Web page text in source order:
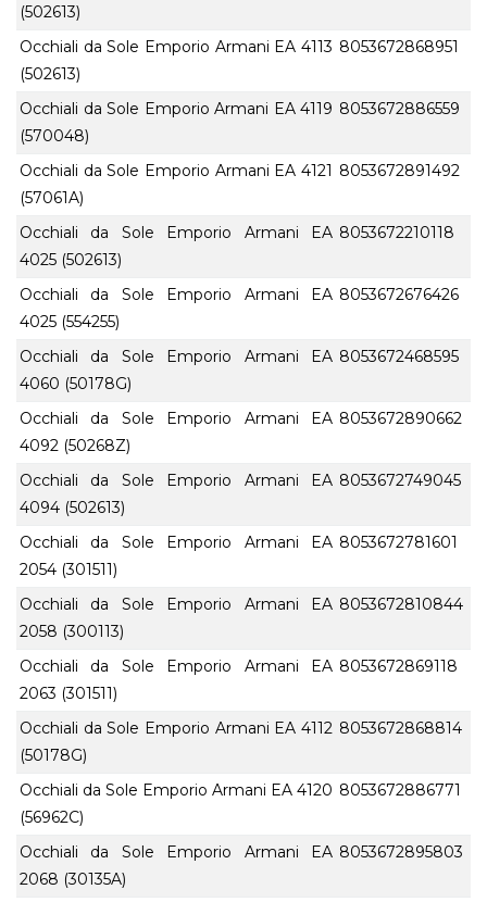
(502613)
Occhiali da Sole Emporio Armani EA 4113
(502613)
8053672868951
Occhiali da Sole Emporio Armani EA 4119
(570048)
8053672886559
Occhiali da Sole Emporio Armani EA 4121
(57061A)
8053672891492
Occhiali da Sole Emporio Armani EA
4025 (502613)
8053672210118
Occhiali da Sole Emporio Armani EA
4025 (554255)
8053672676426
Occhiali da Sole Emporio Armani EA
4060 (50178G)
8053672468595
Occhiali da Sole Emporio Armani EA
4092 (50268Z)
8053672890662
Occhiali da Sole Emporio Armani EA
4094 (502613)
8053672749045
Occhiali da Sole Emporio Armani EA
2054 (301511)
8053672781601
Occhiali da Sole Emporio Armani EA
2058 (300113)
8053672810844
Occhiali da Sole Emporio Armani EA
2063 (301511)
8053672869118
Occhiali da Sole Emporio Armani EA 4112
(50178G)
8053672868814
Occhiali da Sole Emporio Armani EA 4120
(56962C)
8053672886771
Occhiali da Sole Emporio Armani EA
2068 (30135A)
8053672895803